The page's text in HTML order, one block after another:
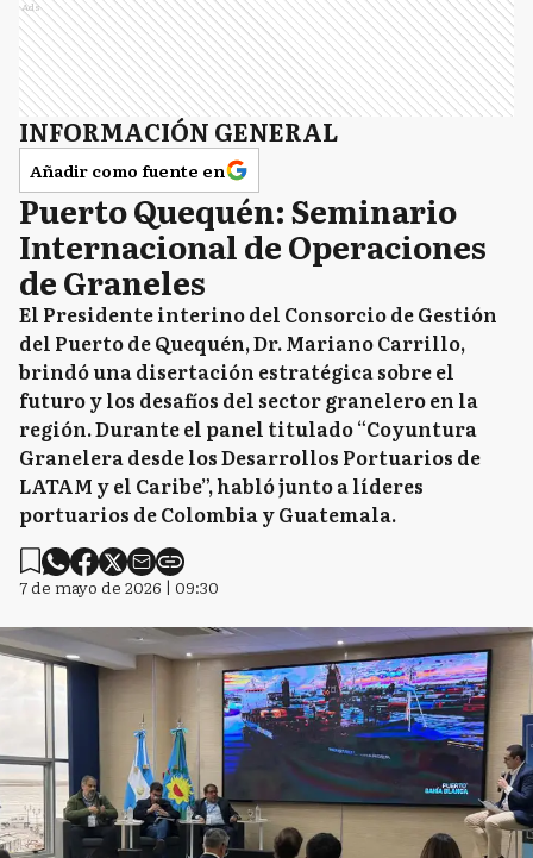
Ads
INFORMACIÓN GENERAL
Añadir como fuente en
Puerto Quequén: Seminario
Internacional de Operaciones
de Graneles
El Presidente interino del Consorcio de Gestión
del Puerto de Quequén, Dr. Mariano Carrillo,
brindó una disertación estratégica sobre el
futuro y los desafíos del sector granelero en la
región. Durante el panel titulado “Coyuntura
Granelera desde los Desarrollos Portuarios de
LATAM y el Caribe”, habló junto a líderes
portuarios de Colombia y Guatemala.
7 de mayo de 2026 | 09:30